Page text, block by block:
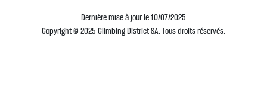
Dernière mise à jour le 10/07/2025
Copyright © 2025 Climbing District SA. Tous droits réservés.